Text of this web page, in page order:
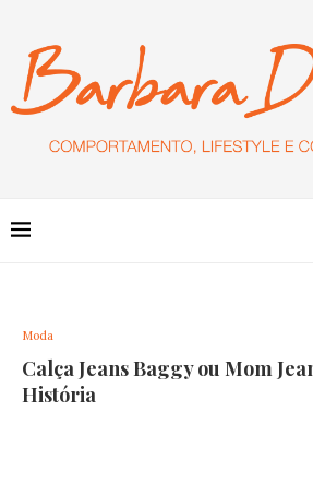
Moda
Calça Jeans Baggy ou Mom
História